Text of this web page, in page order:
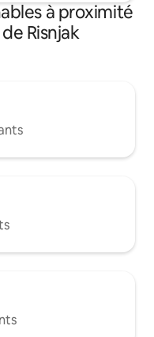
à proximité
Risnjak